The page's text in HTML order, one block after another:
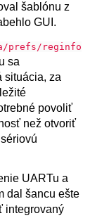
šablónu z
GUI.
prefs/reginfo
sa
situácia, za
povoliť
než otvoriť
UARTu a
dal šancu ešte
integrovaný